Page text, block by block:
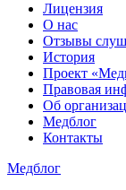
Лицензия
О нас
Отзывы
История
Проект
Правовая
Об
Медблог
Контакты
Медблог